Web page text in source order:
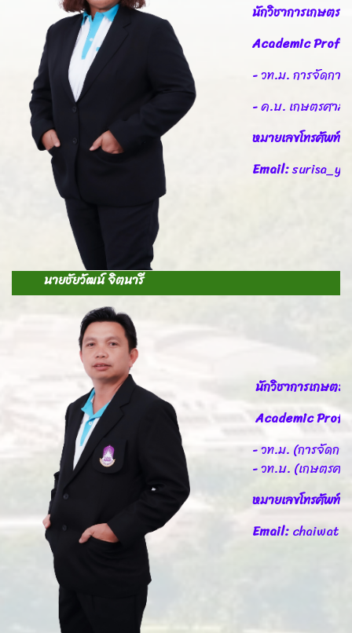
นักวิชาการเกษตร
Academic
- วท.ม. การจัดกา
- ค.บ. เกษตรศาส
หมายเลขโทรศัพท์
Email:
นายชัยวัฒน์ จิตนารี
นักวิชาการเกษตร
Academic
- วท.ม. (การจัดกา
- วท.บ. (เกษตรศา
หมายเลขโทรศัพท์
Email: